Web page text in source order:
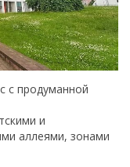
с продуманной
и
аллеями, зонами
сайта